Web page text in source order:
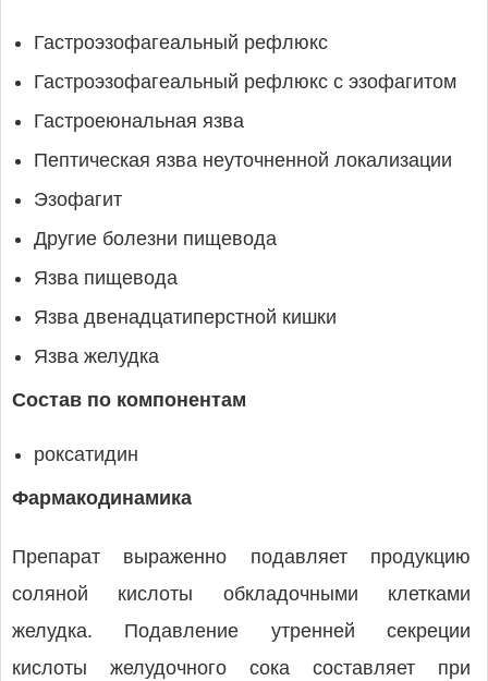
Гастроэзофагеальный рефлюкс
Гастроэзофагеальный рефлюкс с эзофагитом
Гастроеюнальная язва
Пептическая язва неуточненной локализации
Эзофагит
Другие болезни пищевода
Язва пищевода
Язва двенадцатиперстной кишки
Язва желудка
Состав по компонентам
роксатидин
Фармакодинамика
Препарат выраженно подавляет продукцию
соляной кислоты обкладочными клетками
желудка. Подавление утренней секреции
кислоты желудочного сока составляет при